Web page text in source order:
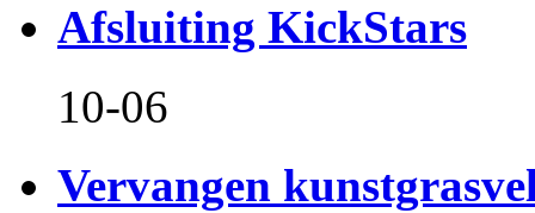
Afsluiting KickStars
10-06
Vervangen